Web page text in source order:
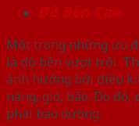
Độ Bền Cao
Một trong những ưu
là độ bền vượt trội.
ảnh hưởng bởi điều
nắng, gió, bão. Do đó,
phải bảo dưỡng.